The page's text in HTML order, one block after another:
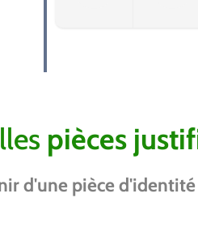
pièces
d'une pièce